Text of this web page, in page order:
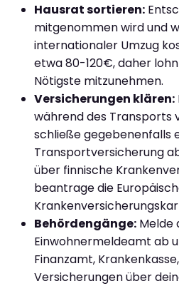
Hausrat sortieren:
mitgenommen wird und
internationaler Umzug
etwa 80-120€, daher
Nötigste mitzunehmen.
Versicherungen klären:
während des Transports
schließe gegebenenfalls
Transportversicherung
über finnische
beantrage die
Behördengänge: Melde
Einwohnermeldeamt ab
Finanzamt,
Versicherungen über